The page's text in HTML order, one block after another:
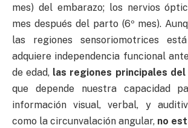
mes) del embarazo; los nervios
mes después del parto (6º mes).
las regiones sensoriomotrices
adquiere independencia funcional
de edad, las regiones principales
que depende nuestra capacidad
información visual, verbal, y
como la circunvalación angular, no